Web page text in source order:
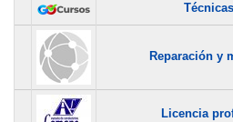
Reparación y
Licencia